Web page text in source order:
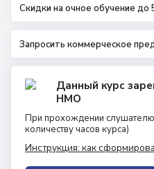
Скидки на очное обучение до
Запросить коммерческое
Данный курс
НМО
При прохождении
количеству часов курса)
Инструкция: как